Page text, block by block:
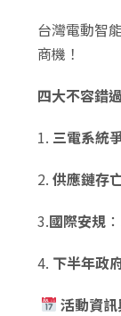
台灣電動智
商機！
四大不容錯
1. 三電系統
2. 供應鏈存
3.國際安規
4. 下半年政
活動資